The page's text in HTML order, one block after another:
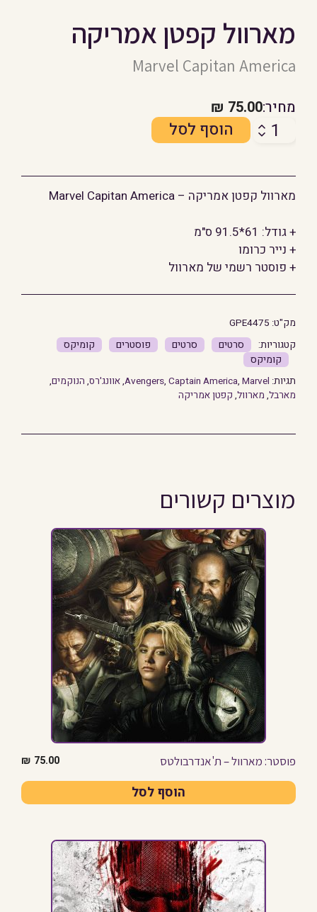
מארוול קפטן אמריקה
Marvel Capitan America
מחיר:75.00
₪
כמות
קפטן
אמריקה
הוסף לסל
מארוול קפטן אמריקה – Marvel Capitan America
+ גודל: 61*91.5 ס"מ
+ נייר כרומו
+ פוסטר רשמי של מארוול
מק"ט: GPE4475
סרטים סרטים פוסטרים
קומיקס
קומיקס
תגיות: Avengers, Captain America, Marvel
,אוונג'רס, הנוקמים,
מארבל, מארוול, קפטן אמריקה
מוצרים קשורים
פוסטר: מארוול – ת'אנדרבולטס 75.00
₪
הוסף לסל